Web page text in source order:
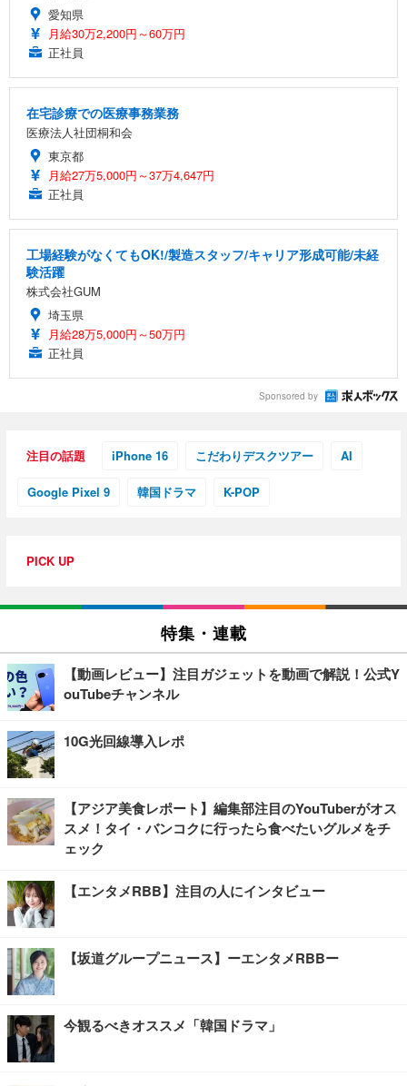
愛知県
月給30万2,200円～60万円
正社員
在宅診療での医療事務業務
医療法人社団桐和会
東京都
月給27万5,000円～37万4,647円
正社員
工場経験がなくてもOK!/製造スタッフ/キャリア形成可能/未経
験活躍
株式会社GUM
埼玉県
月給28万5,000円～50万円
正社員
Sponsored by
注目の話題 iPhone 16 こだわりデスクツアー AI
Google Pixel 9 韓国ドラマ K-POP
PICK UP
特集・連載
【動画レビュー】注目ガジェットを動画で解説！公式Y
ouTubeチャンネル
10G光回線導入レポ
【アジア美食レポート】編集部注目のYouTuberがオス
スメ！タイ・バンコクに行ったら食べたいグルメをチ
ェック
【エンタメRBB】注目の人にインタビュー
【坂道グループニュース】ーエンタメRBBー
今観るべきオススメ「韓国ドラマ」